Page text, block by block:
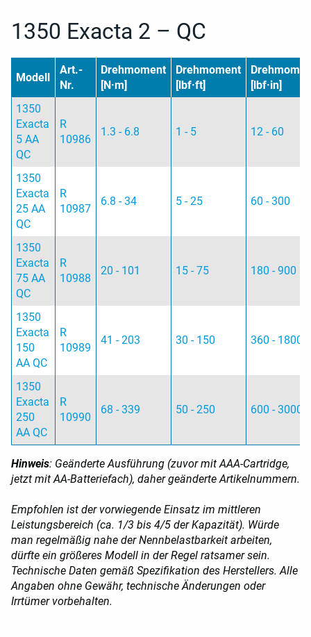
1350 Exacta 2 – QC
Modell
Art.-
Nr.
Drehmoment
[N·m]
Drehmoment
[lbf·ft]
[lbf·in]
1350
Exacta
5 AA
QC
R
10986
1.3 - 6.8 1 - 5 12 - 60
1350
Exacta
25 AA
QC
R
10987
6.8 - 34 5 - 25 60 - 300
1350
Exacta
75 AA
QC
R
10988
20 - 101 15 - 75 180 - 900
1350
Exacta
150
AA QC
R
10989
41 - 203 30 - 150 360 - 1800
1350
Exacta
250
AA QC
R
10990
68 - 339 50 - 250 600 - 3000
Hinweis: Geänderte Ausführung (zuvor mit AAA-Cartridge,
jetzt mit AA-Batteriefach), daher geänderte Artikelnummern.
Empfohlen ist der vorwiegende Einsatz im mittleren
Leistungsbereich (ca. 1/3 bis 4/5 der Kapazität). Würde
man regelmäßig nahe der Nennbelastbarkeit arbeiten,
dürfte ein größeres Modell in der Regel ratsamer sein.
Technische Daten gemäß Spezifikation des Herstellers.Alle
Angaben ohne Gewähr, technische Änderungen oder
Irrtümer vorbehalten.